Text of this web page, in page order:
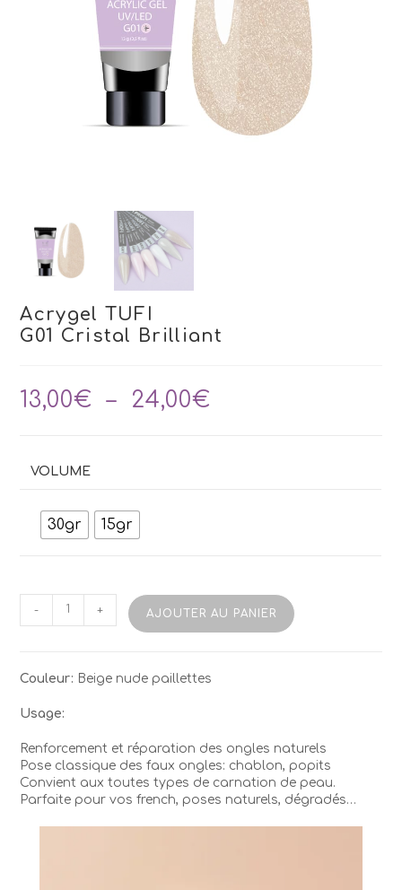
Acrygel TUFI
G01 Cristal Brilliant
13,00€ – 24,00€
VOLUME
30gr 15gr
quantité
Cristal
- + AJOUTER AU PANIER
Couleur: Beige nude paillettes
Usage:
Renforcement et réparation des ongles naturels
Pose classique des faux ongles: chablon, popits
Convient aux toutes types de carnation de peau.
Parfaite pour vos french, poses naturels, dégradés…